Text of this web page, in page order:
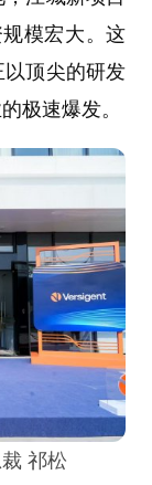
模宏大。这
顶尖的研发
极速爆发。
祁松